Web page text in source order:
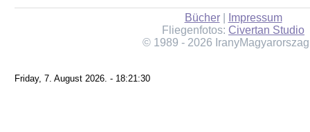
Bücher|
Impressum
Fliegenfotos: Civertan Studio
© 1989 - 2026
Friday, 7. August 2026. - 18:21:30